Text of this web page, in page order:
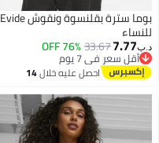
بوما سترة بقلنسوة ونقوش Evide
للنساء
د.ب‏7.77
33.67
76% OFF
أقل سعر في 7 يوم
أقل سعر في 7 يوماحصل عليه خلال14